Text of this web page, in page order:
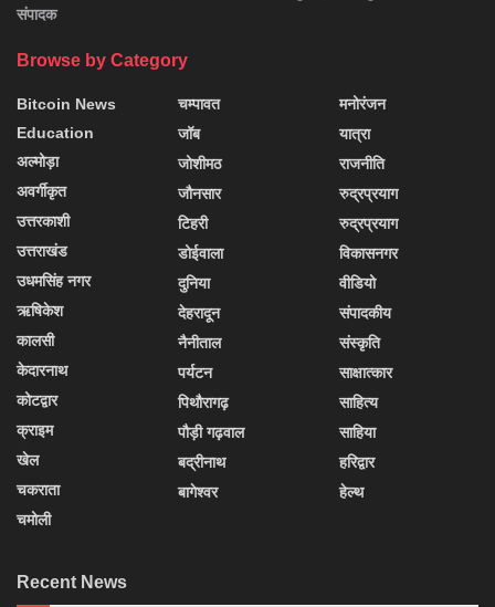
संपादक
Browse by Category
Bitcoin News
Education
अल्मोड़ा
अवर्गीकृत
उत्तरकाशी
उत्तराखंड
उधमसिंह नगर
ऋषिकेश
कालसी
केदारनाथ
कोटद्वार
क्राइम
खेल
चकराता
चमोली
चम्पावत
जॉब
जोशीमठ
जौनसार
टिहरी
डोईवाला
दुनिया
देहरादून
नैनीताल
पर्यटन
पिथौरागढ़
पौड़ी गढ़वाल
बद्रीनाथ
बागेश्वर
मनोरंजन
यात्रा
राजनीति
रुद्रप्रयाग
रुद्रप्रयाग
विकासनगर
वीडियो
संपादकीय
संस्कृति
साक्षात्कार
साहित्य
साहिया
हरिद्वार
हेल्थ
Recent News